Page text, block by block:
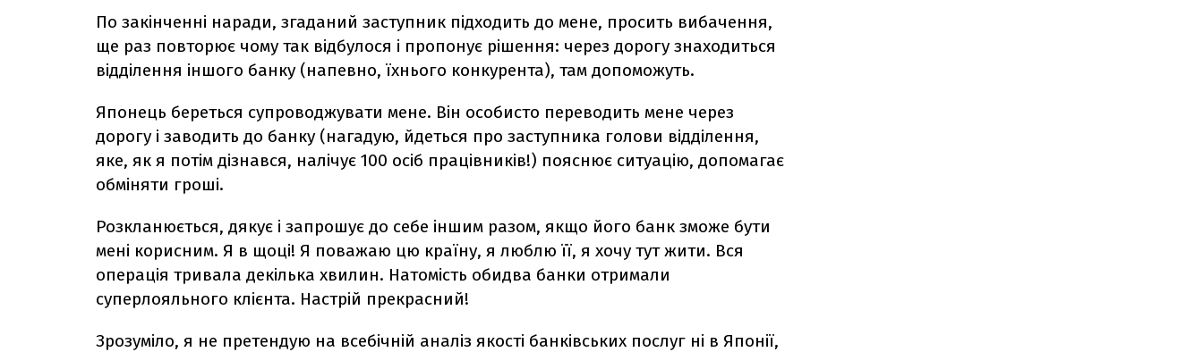
По закінченні наради, згаданий заступник підходить до мене, просить вибачення,
ще раз повторює чому так відбулося і пропонує рішення: через дорогу знаходиться
відділення іншого банку (напевно, їхнього конкурента), там допоможуть.
Японець береться супроводжувати мене. Він особисто переводить мене через
дорогу і заводить до банку (нагадую, йдеться про заступника голови відділення,
яке, як я потім дізнався, налічує 100 осіб працівників!) пояснює ситуацію, допомагає
обміняти гроші.
Розкланюється, дякує і запрошує до себе іншим разом, якщо його банк зможе бути
мені корисним. Я в щоці! Я поважаю цю країну, я люблю її, я хочу тут жити. Вся
операція тривала декілька хвилин. Натомість обидва банки отримали
суперлояльного клієнта. Настрій прекрасний!
Зрозуміло, я не претендую на всебічній аналіз якості банківських послуг ні в Японії,